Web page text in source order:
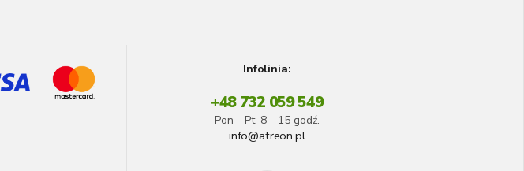
Infolinia:
+48 732 059 549
Pon - Pt: 8 - 15 godź.
info@atreon.pl